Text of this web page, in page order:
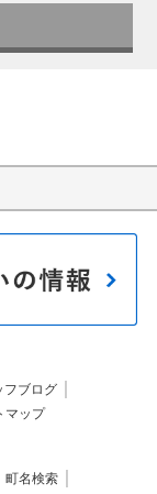
フブログ
マップ
町名検索